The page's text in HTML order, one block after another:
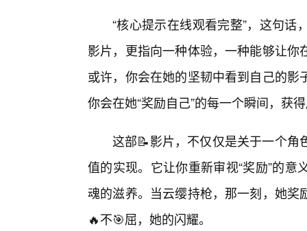
“核心提示在线观看完整”，这句
影片，更指向一种体验，一种能够让
或许，你会在她的坚韧中看到自己的
你会在她“奖励自己”的每一个瞬间，获
这部📝影片，不仅仅是关于一个角
值的实现。它让你重新审视“奖励”的
魂的滋养。当云缨持枪，那一刻，她
🔥不🎯屈，她的闪耀。